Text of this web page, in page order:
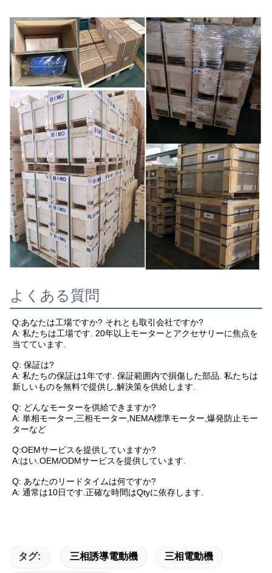
よくある質問
Q:あなたは工場ですか? それとも取引会社ですか?
A: 私たちは工場です. 20年以上モーターとアクセサリーに焦点を
当てています.
Q: 保証は?
A: 私たちの保証は1年です. 保証範囲内で損傷した部品. 私たちは
新しいものを無料で提供し,解決策を供給します.
Q: どんなモーターを供給できますか?
A: 単相モーター,三相モーター,NEMA標準モーター,爆発防止モー
ターなど
Q:OEMサービスを提供していますか?
A:はい.OEM/ODMサービスを提供しています.
Q: あなたのリードタイムは何ですか?
A: 通常は10日です.正確な時間はQtyに依存します.
タグ: 三相誘導電動機 三相電動機